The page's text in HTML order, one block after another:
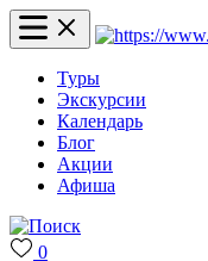
Туры
Экскурсии
Календарь
Блог
Акции
Афиша
0